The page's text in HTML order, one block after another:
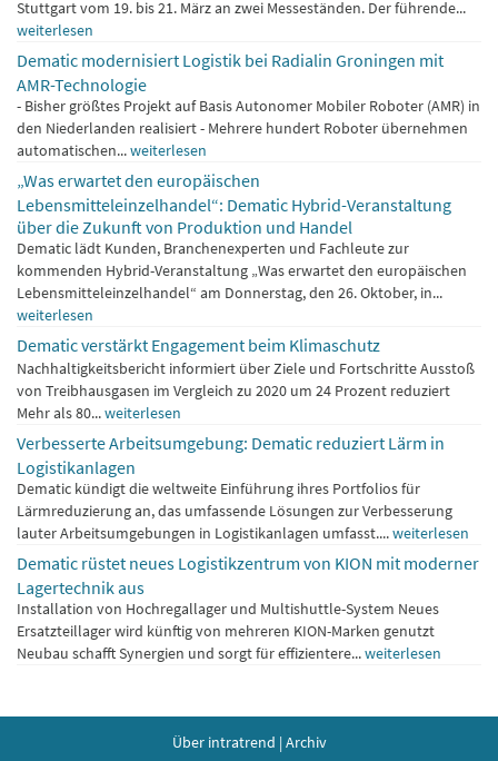
Stuttgart vom 19. bis 21. März an zwei Messeständen. Der führende...
weiterlesen
Dematic modernisiert Logistik bei Radialin Groningen mit
AMR-Technologie
- Bisher größtes Projekt auf Basis Autonomer Mobiler Roboter (AMR) in
den Niederlanden realisiert - Mehrere hundert Roboter übernehmen
automatischen...weiterlesen
„Was erwartet den europäischen
Lebensmitteleinzelhandel“: Dematic Hybrid-Veranstaltung
über die Zukunft von Produktion und Handel
Dematic lädt Kunden, Branchenexperten und Fachleute zur
kommenden Hybrid-Veranstaltung „Was erwartet den europäischen
Lebensmitteleinzelhandel“ am Donnerstag, den 26. Oktober, in...
weiterlesen
Dematic verstärkt Engagement beim Klimaschutz
Nachhaltigkeitsbericht informiert über Ziele und Fortschritte Ausstoß
von Treibhausgasen im Vergleich zu 2020 um 24 Prozent reduziert
Mehr als 80...weiterlesen
Verbesserte Arbeitsumgebung: Dematic reduziert Lärm in
Logistikanlagen
Dematic kündigt die weltweite Einführung ihres Portfolios für
Lärmreduzierung an, das umfassende Lösungen zur Verbesserung
lauter Arbeitsumgebungen in Logistikanlagen umfasst....weiterlesen
Dematic rüstet neues Logistikzentrum von KION mit moderner
Lagertechnik aus
Installation von Hochregallager und Multishuttle-System Neues
Ersatzteillager wird künftig von mehreren KION-Marken genutzt
Neubau schafft Synergien und sorgt für effizientere...weiterlesen
Über intratrend | Archiv